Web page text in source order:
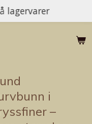
lagervarer
i
–